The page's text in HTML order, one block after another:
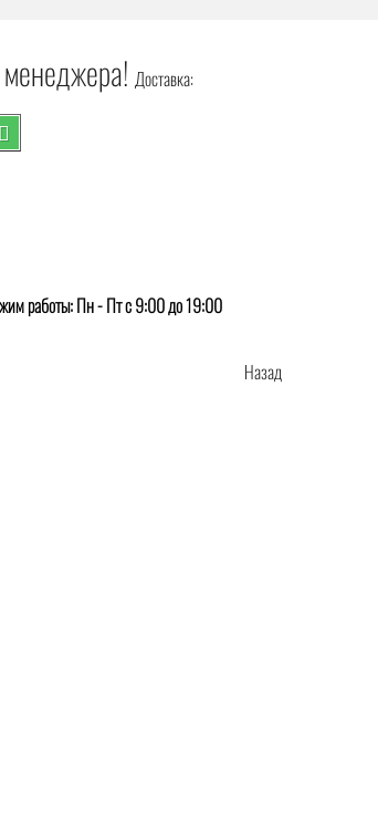
Доставка:
работы: Пн - Пт с 9:00 до 19:00
Назад